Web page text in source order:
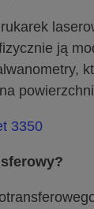
ją
3350